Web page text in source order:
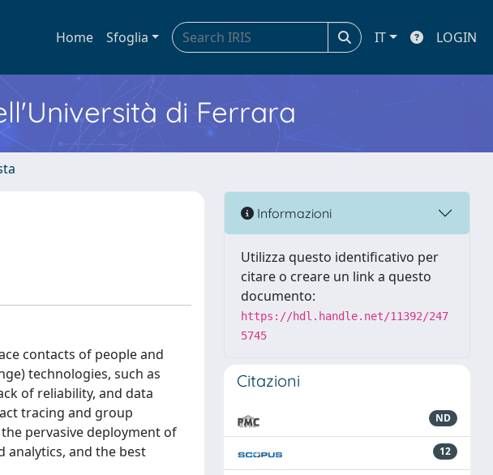
Home Sfoglia IT LOGIN
di Ferrara
contacts of people and
technologies, such as
of reliability, and data
tracing and group
pervasive deployment of
analytics, and the best
Informazioni
Utilizza questo identificativo per
citare o creare un link a questo
documento:
https://hdl.handle.net/11392/247
5745
Citazioni
ND
12